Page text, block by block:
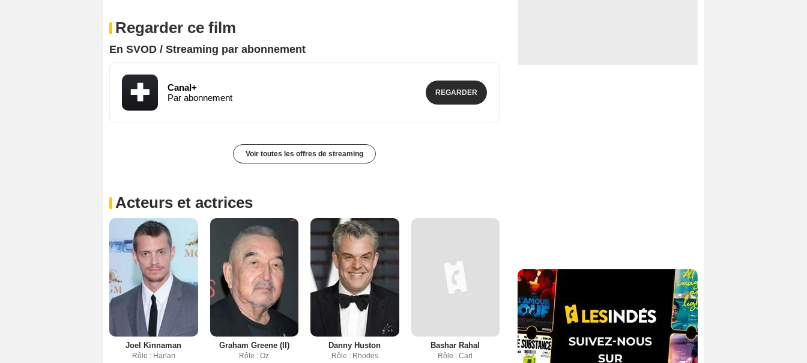
Regarder ce film
En SVOD / Streaming par abonnement
Canal+
Par abonnement
REGARDER
Voir toutes les offres de streaming
Acteurs et actrices
Joel Kinnaman
Rôle : Harlan
Graham Greene (II)
Rôle : Oz
Danny Huston
Rôle : Rhodes
Bashar Rahal
Rôle : Carl